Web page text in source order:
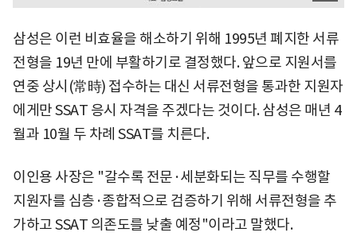
삼성은 이런 비효율을 해소하기 위해 1995년 폐지한 서류
전형을 19년 만에 부활하기로 결정했다. 앞으로 지원서를
연중 상시(常時) 접수하는 대신 서류전형을 통과한 지원자
에게만 SSAT 응시 자격을 주겠다는 것이다. 삼성은 매년 4
월과 10월 두 차례 SSAT를 치른다.
이인용 사장은 "갈수록 전문·세분화되는 직무를 수행할
지원자를 심층·종합적으로 검증하기 위해 서류전형을 추
가하고 SSAT 의존도를 낮출 예정"이라고 말했다.